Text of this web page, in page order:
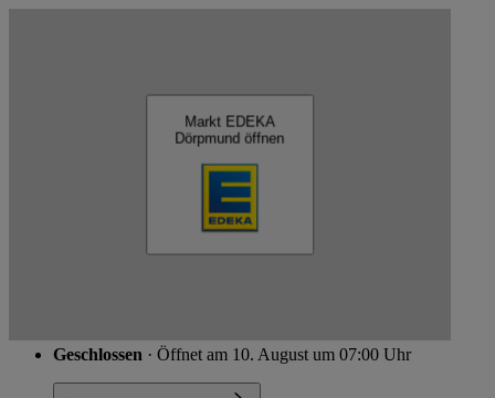
Markt EDEKA
Dörpmund öffnen
Geschlossen · Öffnet am 10. August um 07:00 Uhr